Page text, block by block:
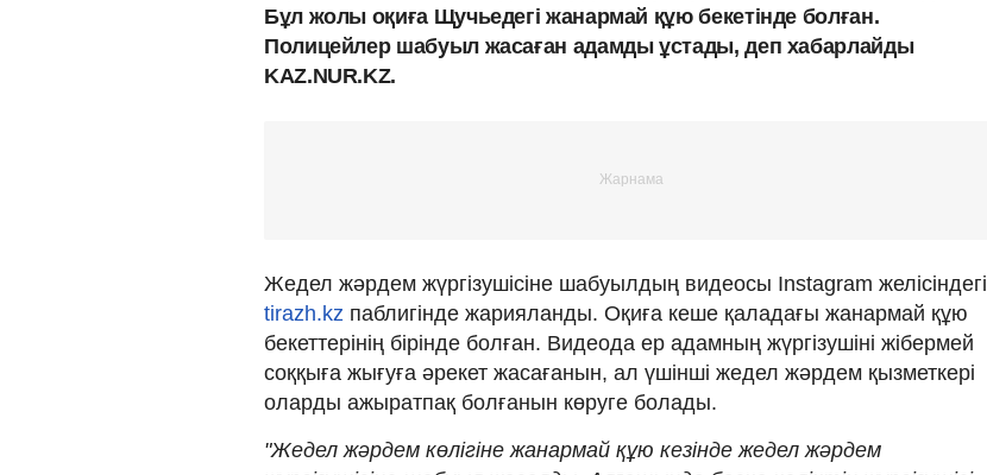
Бұл жолы оқиға Щучьедегі жанармай құю бекетінде болған.
Полицейлер шабуыл жасаған адамды ұстады, деп хабарлайды
KAZ.NUR.KZ.
Жедел жәрдем жүргізушісіне шабуылдың видеосы Instagram желісіндегі
tirazh.kz паблигінде жарияланды. Оқиға кеше қаладағы жанармай құю
бекеттерінің бірінде болған. Видеода ер адамның жүргізушіні жібермей
соққыға жығуға әрекет жасағанын, ал үшінші жедел жәрдем қызметкері
оларды ажыратпақ болғанын көруге болады.
"Жедел жәрдем көлігіне жанармай құю кезінде жедел жәрдем